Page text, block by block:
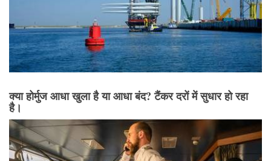
क्या होर्मुज आधा खुला है या आधा बंद? टैंकर दरों में सुधार हो रहा
है।